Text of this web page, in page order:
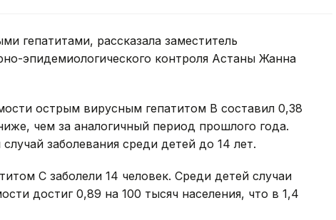
гепатитами, рассказала заместитель
эпидемиологического контроля Астаны Жанна
острым вирусным гепатитом В составил 0,38
чем за аналогичный период прошлого года.
заболевания среди детей до 14 лет.
С заболели 14 человек. Среди детей случаи
достиг 0,89 на 100 тысяч населения, что в 1,4